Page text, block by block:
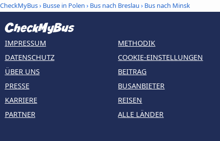
CheckMyBus› Busse in Polen › Bus nach Breslau › Bus nach Minsk
IMPRESSUM
DATENSCHUTZ
ÜBER UNS
PRESSE
KARRIERE
PARTNER
METHODIK
COOKIE-EINSTELLUNGEN
BEITRAG
BUSANBIETER
REISEN
ALLE LÄNDER